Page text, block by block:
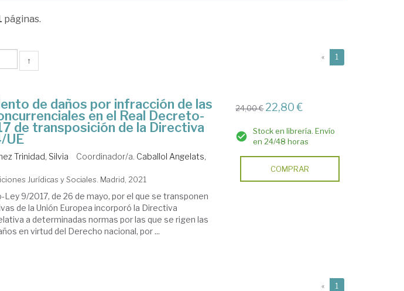
páginas.
↑ « 1
de daños por infracción de las
en el Real Decreto-
de transposición de la Directiva
UE
Trinidad, Silvia Coordinador/a. Caballol Angelats,
Jurídicas y Sociales. Madrid, 2021
Ley 9/2017, de 26 de mayo, por el que se transponen
de la Unión Europea incorporó la Directiva
a determinadas normas por las que se rigen las
en virtud del Derecho nacional, por ...
24,00 € 22,80 €
Stock en librería. Envío
en 24/48 horas
COMPRAR
« 1